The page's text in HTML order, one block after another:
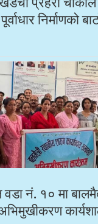
निर्माणको
नं. १० मा